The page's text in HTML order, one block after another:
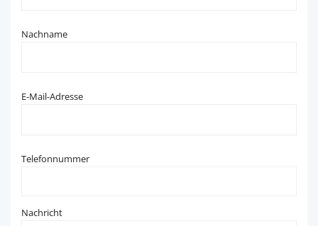
Nachname
E-Mail-Adresse
Telefonnummer
Nachricht